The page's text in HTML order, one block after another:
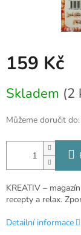
159 Kč
cena:
Skladem (2
Můžeme doručit do:
KREATIV –
recepty a relax.
Detailní informace